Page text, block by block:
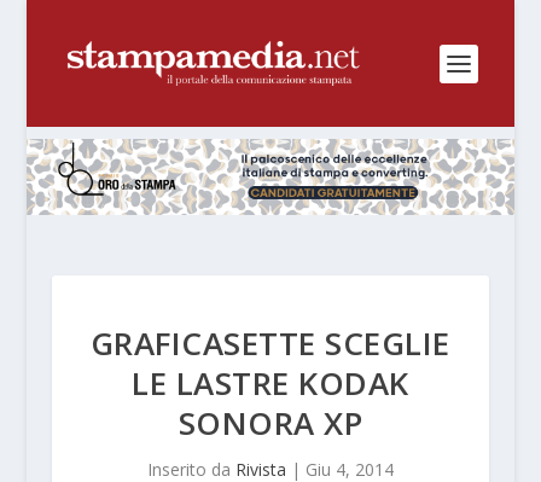
GRAFICASETTE SCEGLIE
LE LASTRE KODAK
SONORA XP
Inserito da Rivista | Giu 4, 2014